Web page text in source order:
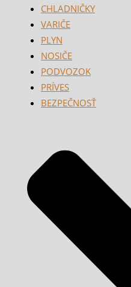
CHLADNIČKY
VARIČE
PLYN
NOSIČE
PODVOZOK
PRÍVES
BEZPEČNOSŤ